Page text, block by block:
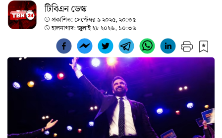
টিবিএন ডেস্ক
প্রকাশিত: সেপ্টেম্বর ৯ ২০২৫, ২০:৩৫
হালনাগাদ:জুলাই ২৮ ২০২৬, ১০:৩৬